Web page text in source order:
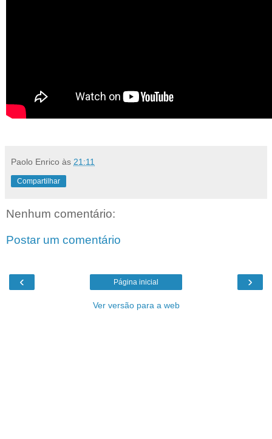
Paolo Enrico às 21:11
Compartilhar
Nenhum comentário:
Postar um comentário
‹ ›
Página inicial
Ver versão para a web